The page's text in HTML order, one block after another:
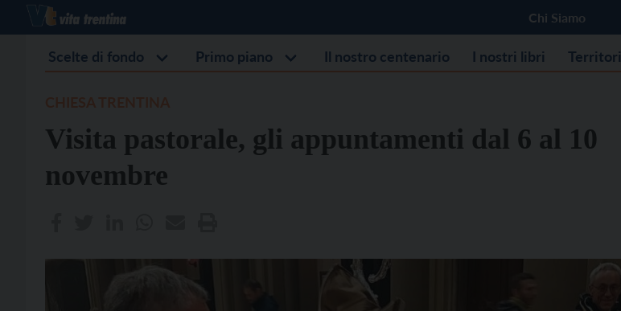
Chi Siamo
Scelte di fondo Primo piano Il nostro centenario I nostri libri Territori
Visita pastorale, gli appuntamenti dal 6 al 10
novembre